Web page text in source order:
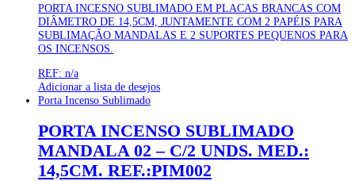
PORTA INCESNO SUBLIMADO EM PLACAS BRANCAS COM
DIÂMETRO DE 14,5CM, JUNTAMENTE COM 2 PAPÉIS PARA
SUBLIMAÇÃO MANDALAS E 2 SUPORTES PEQUENOS PARA
OS INCENSOS.
REF: n/a
Adicionar a lista de desejos
Porta Incenso Sublimado
PORTA INCENSO SUBLIMADO
MANDALA 02 – C/2 UNDS. MED.:
14,5CM. REF.:PIM002